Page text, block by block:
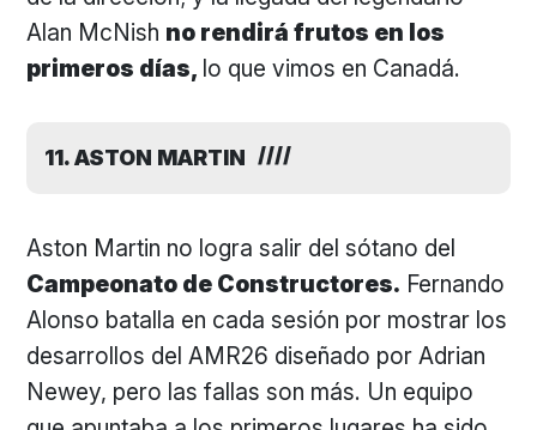
Alan McNish no rendirá frutos en los
primeros días, lo que vimos en Canadá.
11. ASTON MARTIN
Aston Martin no logra salir del sótano del
Campeonato de Constructores. Fernando
Alonso batalla en cada sesión por mostrar los
desarrollos del AMR26 diseñado por Adrian
Newey, pero las fallas son más. Un equipo